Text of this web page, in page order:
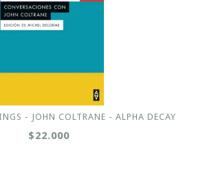
- JOHN COLTRANE - ALPHA DECAY
$22.000